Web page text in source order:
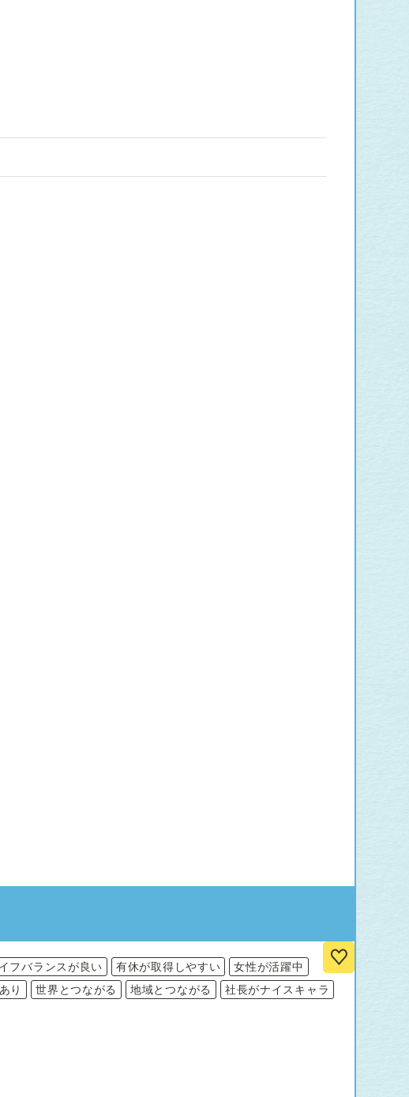
フバランスが良い 有休が取得しやすい
女性が活躍中
り 世界とつながる 地域とつながる
社長がナイスキャラ